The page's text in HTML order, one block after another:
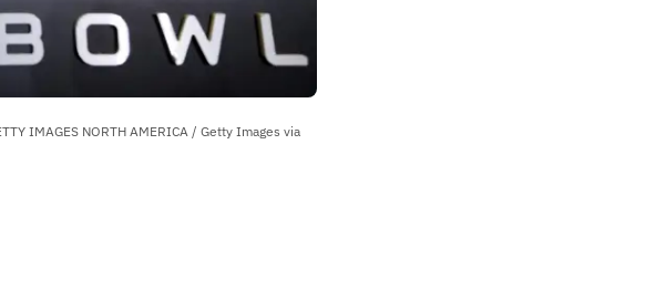
IMAGES NORTH AMERICA / Getty Images via